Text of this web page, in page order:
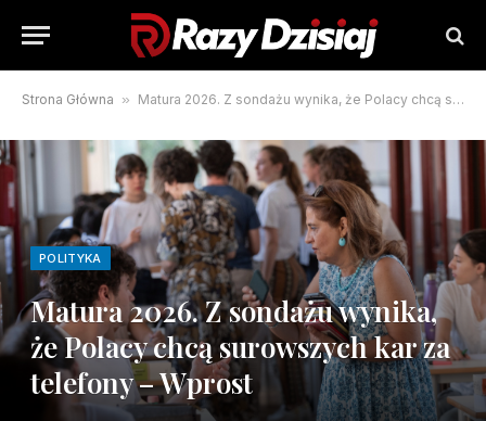
Strona Główna » Matura 2026. Z sondażu wynika, że Polacy chcą surowszych kar za telefony – Wprost
POLITYKA
Matura 2026. Z sondażu wynika,
że Polacy chcą surowszych kar za
telefony – Wprost